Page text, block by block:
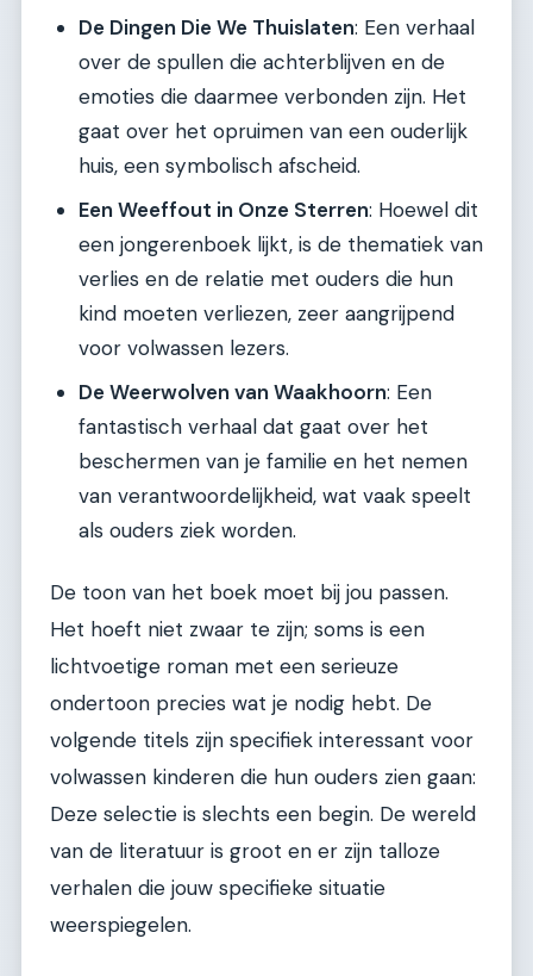
De Dingen Die We Thuislaten: Een verhaal
over de spullen die achterblijven en de
emoties die daarmee verbonden zijn. Het
gaat over het opruimen van een ouderlijk
huis, een symbolisch afscheid.
Een Weeffout in Onze Sterren: Hoewel dit
een jongerenboek lijkt, is de thematiek van
verlies en de relatie met ouders die hun
kind moeten verliezen, zeer aangrijpend
voor volwassen lezers.
De Weerwolven van Waakhoorn: Een
fantastisch verhaal dat gaat over het
beschermen van je familie en het nemen
van verantwoordelijkheid, wat vaak speelt
als ouders ziek worden.
De toon van het boek moet bij jou passen.
Het hoeft niet zwaar te zijn; soms is een
lichtvoetige roman met een serieuze
ondertoon precies wat je nodig hebt. De
volgende titels zijn specifiek interessant voor
volwassen kinderen die hun ouders zien gaan:
Deze selectie is slechts een begin. De wereld
van de literatuur is groot en er zijn talloze
verhalen die jouw specifieke situatie
weerspiegelen.